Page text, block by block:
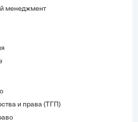
менеджмент
и права (ТГП)